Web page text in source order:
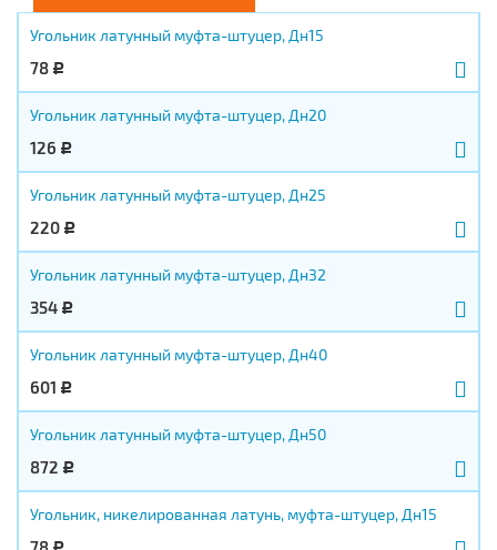
Угольник латунный муфта-штуцер, Дн15
78 Р
Угольник латунный муфта-штуцер, Дн20
126 Р
Угольник латунный муфта-штуцер, Дн25
220 Р
Угольник латунный муфта-штуцер, Дн32
354 Р
Угольник латунный муфта-штуцер, Дн40
601 Р
Угольник латунный муфта-штуцер, Дн50
872 Р
Угольник, никелированная латунь, муфта-штуцер, Дн15
Р